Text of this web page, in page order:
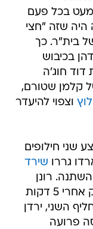
בכל פעם
שזה "חצי
בית"ר. כך
בכיבוש
דוד חוג'ה
וצפוי להיעדר
שני חילופים
שירד
רונן
חנציס שהיה אחד המחליפים, הורחק אחרי 5 דקות
השני, ירדן
פרועה